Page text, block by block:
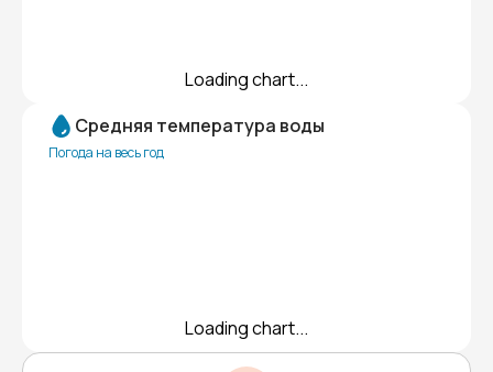
Loading chart...
Средняя температура воды
Погода на весь год
Loading chart...